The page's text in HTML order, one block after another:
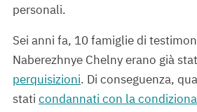
personali.
Sei anni fa, 10 famiglie di
Naberezhnye Chelny erano già
perquisizioni. Di conseguenza,
stati condannati con la